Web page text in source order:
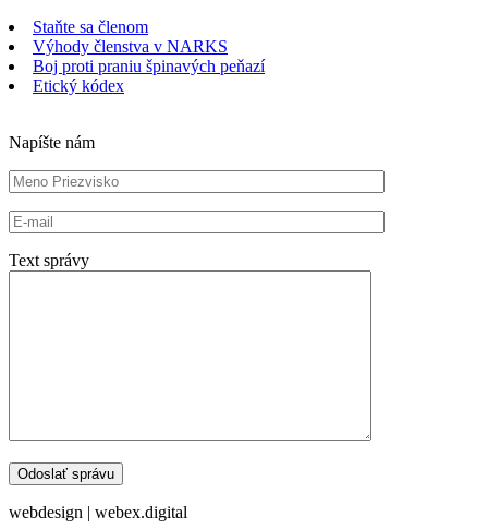
Staňte sa členom
Výhody členstva v NARKS
Boj proti praniu špinavých peňazí
Etický kódex
Napíšte nám
Text správy
webdesign | webex.digital